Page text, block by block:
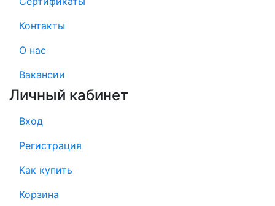
Контакты
О нас
Вакансии
Личный кабинет
Вход
Регистрация
Как купить
Корзина